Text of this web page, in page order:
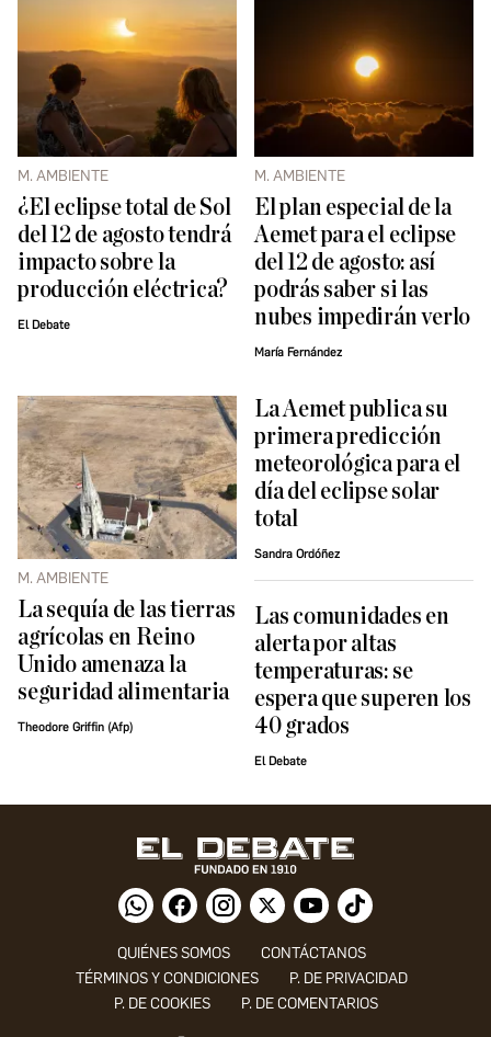
M. AMBIENTE
¿El eclipse total de Sol
del 12 de agosto tendrá
impacto sobre la
producción eléctrica?
El Debate
M. AMBIENTE
El plan especial de la
Aemet para el eclipse
del 12 de agosto: así
podrás saber si las
nubes impedirán verlo
María Fernández
M. AMBIENTE
La sequía de las tierras
agrícolas en Reino
Unido amenaza la
seguridad alimentaria
Theodore Griffin (Afp)
La Aemet publica su
primera predicción
meteorológica para el
día del eclipse solar
total
Sandra Ordóñez
Las comunidades en
alerta por altas
temperaturas: se
espera que superen los
40 grados
El Debate
QUIÉNES SOMOS
CONTÁCTANOS
TÉRMINOS Y CONDICIONES
P. DE PRIVACIDAD
P. DE COOKIES
P. DE COMENTARIOS